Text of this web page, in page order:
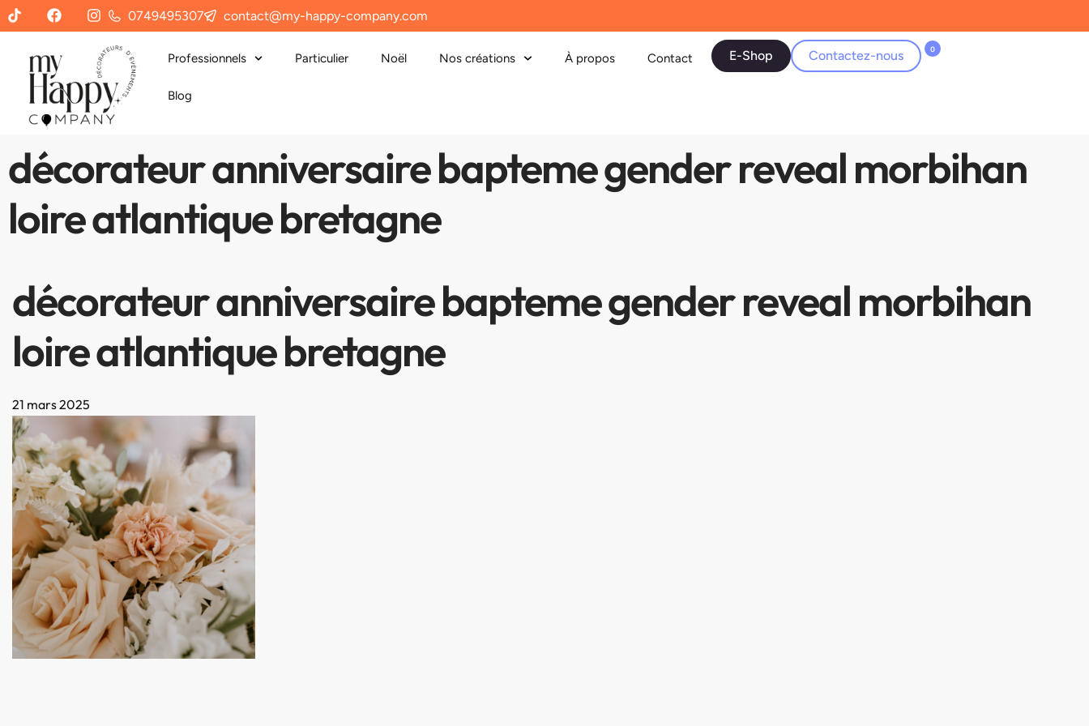
0749495307 contact@my-happy-company.com
Professionnels Particulier Noël Nos créations À propos Contact
Blog
E-Shop Contactez-nous 0
décorateur anniversaire bapteme gender reveal morbihan
loire atlantique bretagne
décorateur anniversaire bapteme gender reveal morbihan
loire atlantique bretagne
21 mars 2025